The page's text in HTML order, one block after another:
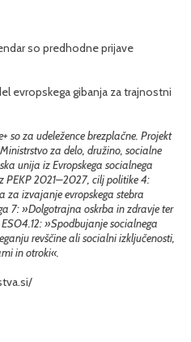
so predhodne prijave
evropskega gibanja za trajnostni
so za udeležence brezplačne. Projekt
za delo, družino, socialne
unija iz Evropskega socialnega
PEKP 2021–2027, cilj politike 4:
za izvajanje evropskega stebra
7: »Dolgotrajna oskrba in zdravje ter
»Spodbujanje socialnega
revščine ali socialni izključenosti,
in otroki«.